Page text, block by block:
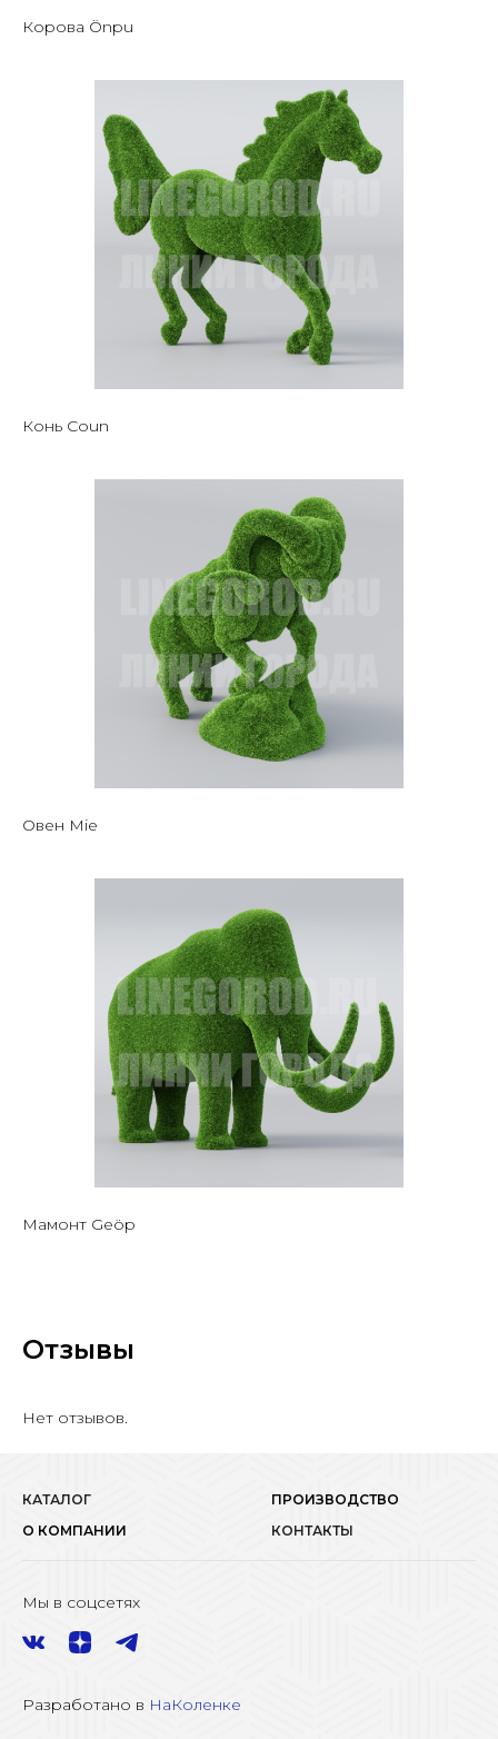
Корова Önpu
Конь Coun
Овен Mie
Мамонт Geöp
Отзывы
Нет отзывов.
КАТАЛОГ
ПРОИЗВОДСТВО
О КОМПАНИИ
КОНТАКТЫ
Мы в соцсетях
Разработано в НаКоленке